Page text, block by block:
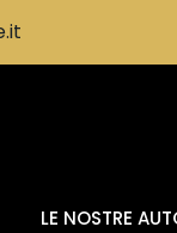
LE NOSTRE